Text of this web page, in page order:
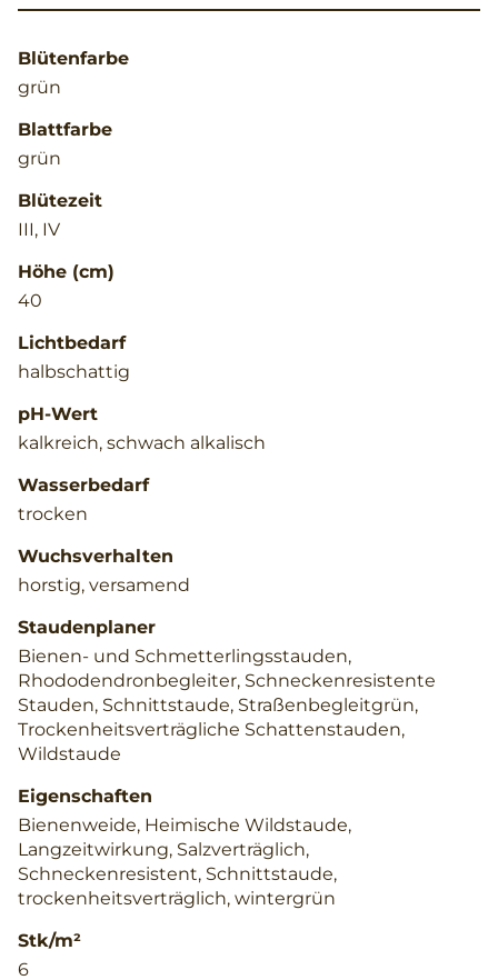
Blütenfarbe
grün
Blattfarbe
grün
Blütezeit
III, IV
Höhe (cm)
40
Lichtbedarf
halbschattig
pH-Wert
kalkreich, schwach alkalisch
Wasserbedarf
trocken
Wuchsverhalten
horstig, versamend
Staudenplaner
Bienen- und Schmetterlingsstauden,
Rhododendronbegleiter, Schneckenresistente
Stauden, Schnittstaude, Straßenbegleitgrün,
Trockenheitsverträgliche Schattenstauden,
Wildstaude
Eigenschaften
Bienenweide, Heimische Wildstaude,
Langzeitwirkung, Salzverträglich,
Schneckenresistent, Schnittstaude,
trockenheitsverträglich, wintergrün
Stk/m²
6